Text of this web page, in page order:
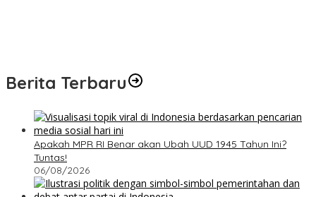
Berita Terbaru
Apakah MPR RI Benar akan Ubah UUD 1945 Tahun Ini?
Tuntas!
06/08/2026